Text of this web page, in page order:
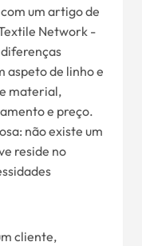
um artigo de
Network -
aspeto de linho e
material,
e preço.
não existe um
reside no
cliente,